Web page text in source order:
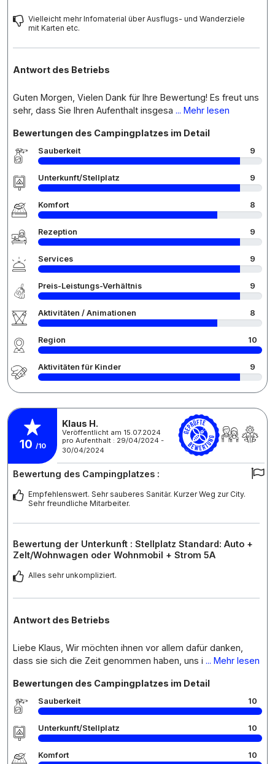
Vielleicht mehr Infomaterial über Ausflugs- und Wanderziele
mit Karten etc.
Antwort des Betriebs
Guten Morgen, Vielen Dank für Ihre Bewertung! Es freut uns
sehr, dass Sie Ihren Aufenthalt insgesa ... Mehr lesen
Bewertungen des Campingplatzes im Detail
Sauberkeit 9
Unterkunft/Stellplatz 9
Komfort 8
Rezeption 9
Services 9
Preis-Leistungs-Verhältnis 9
Aktivitäten / Animationen 8
Region 10
Aktivitäten für Kinder 9
10 /10
Klaus H.
Veröffentlicht am 15.07.2024
pro Aufenthalt : 29/04/2024 -
30/04/2024
Bewertung des Campingplatzes :
Empfehlenswert. Sehr sauberes Sanitär. Kurzer Weg zur City.
Sehr freundliche Mitarbeiter.
Bewertung der Unterkunft : Stellplatz Standard: Auto +
Zelt/Wohnwagen oder Wohnmobil + Strom 5A
Alles sehr unkompliziert.
Antwort des Betriebs
Liebe Klaus, Wir möchten ihnen vor allem dafür danken,
dass sie sich die Zeit genommen haben, uns i ... Mehr lesen
Bewertungen des Campingplatzes im Detail
Sauberkeit 10
Unterkunft/Stellplatz 10
Komfort 10